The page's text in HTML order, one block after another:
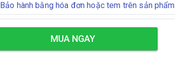
Bảo hành bằng hóa đơn hoặc tem trên sản phẩm
MUA NGAY